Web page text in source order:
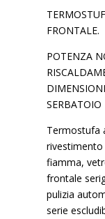
FRONTALE.
POTENZA
Termostufa
rivestimento
fiamma,
frontale
pulizia
serie